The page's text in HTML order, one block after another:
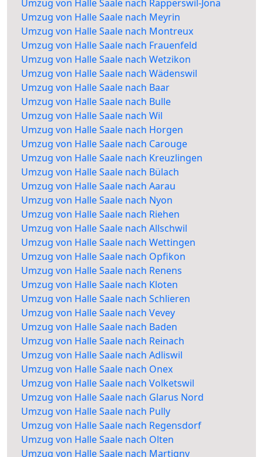
Umzug von Halle Saale nach Rapperswil-Jona
Umzug von Halle Saale nach Meyrin
Umzug von Halle Saale nach Montreux
Umzug von Halle Saale nach Frauenfeld
Umzug von Halle Saale nach Wetzikon
Umzug von Halle Saale nach Wädenswil
Umzug von Halle Saale nach Baar
Umzug von Halle Saale nach Bulle
Umzug von Halle Saale nach Wil
Umzug von Halle Saale nach Horgen
Umzug von Halle Saale nach Carouge
Umzug von Halle Saale nach Kreuzlingen
Umzug von Halle Saale nach Bülach
Umzug von Halle Saale nach Aarau
Umzug von Halle Saale nach Nyon
Umzug von Halle Saale nach Riehen
Umzug von Halle Saale nach Allschwil
Umzug von Halle Saale nach Wettingen
Umzug von Halle Saale nach Opfikon
Umzug von Halle Saale nach Renens
Umzug von Halle Saale nach Kloten
Umzug von Halle Saale nach Schlieren
Umzug von Halle Saale nach Vevey
Umzug von Halle Saale nach Baden
Umzug von Halle Saale nach Reinach
Umzug von Halle Saale nach Adliswil
Umzug von Halle Saale nach Onex
Umzug von Halle Saale nach Volketswil
Umzug von Halle Saale nach Glarus Nord
Umzug von Halle Saale nach Pully
Umzug von Halle Saale nach Regensdorf
Umzug von Halle Saale nach Olten
Umzug von Halle Saale nach Martigny